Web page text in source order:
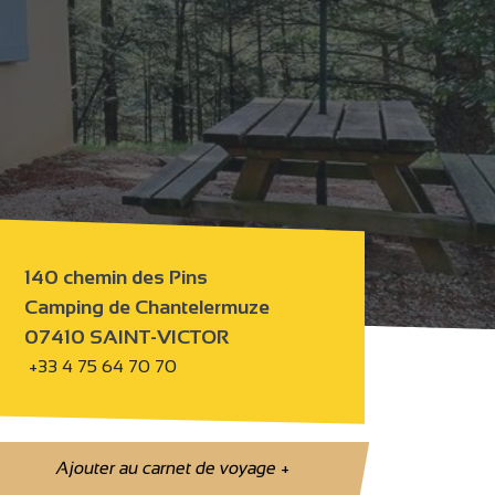
140 chemin des Pins
Camping de Chantelermuze
07410 SAINT-VICTOR
+33 4 75 64 70 70
Ajouter au carnet de voyage+